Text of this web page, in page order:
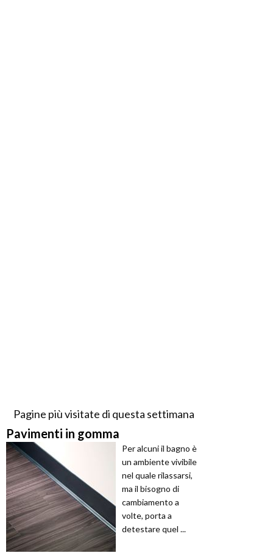
Pagine più visitate di questa settimana
Pavimenti in gomma
Per alcuni il bagno è
un ambiente vivibile
nel quale rilassarsi,
ma il bisogno di
cambiamento a
volte, porta a
detestare quel ...